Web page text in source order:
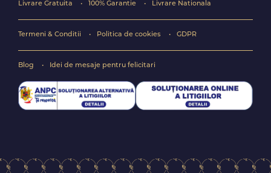
Livrare Gratuita 100% Garantie Livrare Nationala
Termeni & Conditii Politica de cookies GDPR
Blog Idei de mesaje pentru felicitari